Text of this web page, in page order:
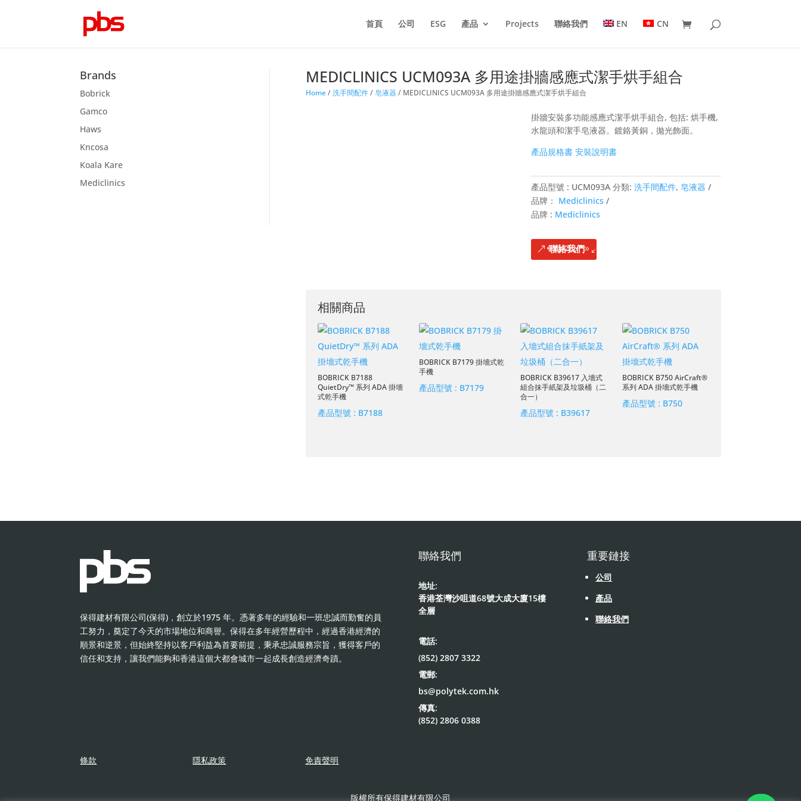
首頁 公司 ESG 產品 Projects 聯絡我們 EN CN
Brands
Bobrick
Gamco
Haws
Kncosa
Koala Kare
Mediclinics
MEDICLINICS UCM093A 多用途掛牆感應式潔手烘手組合
Home/洗手間配件/皂液器/ MEDICLINICS UCM093A 多用途掛牆感應式潔手烘手組合
掛牆安裝多功能感應式潔手烘手組合, 包括: 烘手機,
水龍頭和潔手皂液器。鍍鉻黃銅，拋光飾面。
產品規格書 安裝說明書
產品型號 : UCM093A 分類: 洗手間配件, 皂液器
品牌： Mediclinics
品牌 : Mediclinics
聯絡我們
相關商品
BOBRICK B7188
QuietDry™ 系列 ADA 掛墻
式乾手機
產品型號 : B7188
BOBRICK B7179 掛墻式乾
手機
產品型號 : B7179
BOBRICK B39617 入墻式
組合抹手紙架及垃圾桶（二
合一）
產品型號 : B39617
BOBRICK B750 AirCraft®
系列 ADA 掛墻式乾手機
產品型號 : B750
保得建材有限公司(保得)，創立於1975 年。憑著多年的經驗和一班忠誠而勤奮的員
工努力，奠定了今天的市場地位和商譽。保得在多年經營歷程中，經過香港經濟的
順景和逆景，但始終堅持以客戶利益為首要前提，秉承忠誠服務宗旨，獲得客戶的
信任和支持，讓我們能夠和香港這個大都會城市一起成長創造經濟奇蹟。
聯絡我們
地址:
香港荃灣沙咀道68號大成大廈15樓
全層
電話:
(852) 2807 3322
電郵:
bs@polytek.com.hk
傳真:
(852) 2806 0388
重要鏈接
公司
產品
聯絡我們
條款 隱私政策 免責聲明
版權所有保得建材有限公司